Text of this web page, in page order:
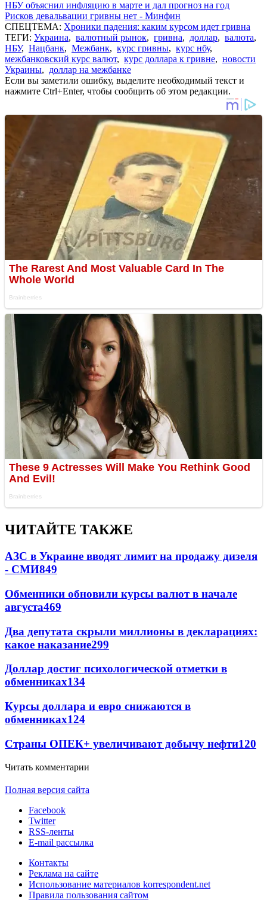
НБУ объяснил инфляцию в марте и дал прогноз на год
Рисков девальвации гривны нет - Минфин
СПЕЦТЕМА: Хроники падения: каким курсом идет гривна
ТЕГИ: Украина, валютный рынок, гривна, доллар, валюта,
НБУ, Нацбанк, Межбанк, курс гривны, курс нбу,
межбанковский курс валют, курс доллара к гривне, новости
Украины, доллар на межбанке
Если вы заметили ошибку, выделите необходимый текст и
нажмите Ctrl+Enter, чтобы сообщить об этом редакции.
ЧИТАЙТЕ ТАКЖЕ
АЗС в Украине вводят лимит на продажу дизеля
- СМИ849
Обменники обновили курсы валют в начале
августа469
Два депутата скрыли миллионы в декларациях:
какое наказание299
Доллар достиг психологической отметки в
обменниках134
Курсы доллара и евро снижаются в
обменниках124
Страны ОПЕК+ увеличивают добычу нефти120
Читать комментарии
Полная версия сайта
Facebook
Twitter
RSS-ленты
E-mail рассылка
Контакты
Реклама на сайте
Использование материалов korrespondent.net
Правила пользования сайтом